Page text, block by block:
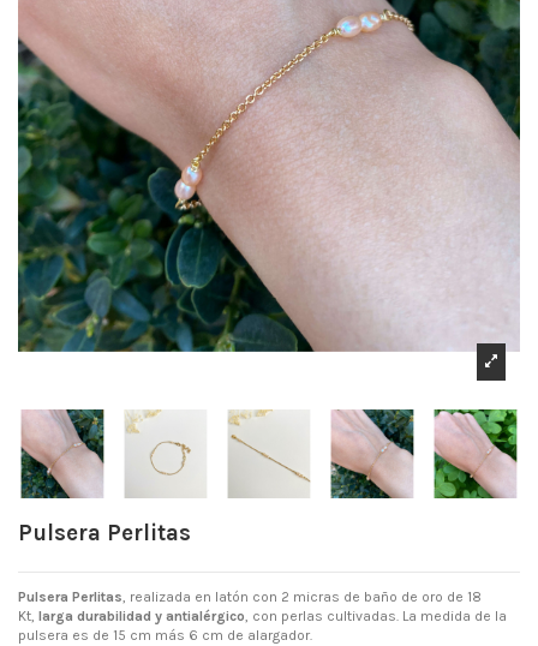
Pulsera Perlitas
Pulsera Perlitas, realizada en latón con 2 micras de baño de oro de 18
Kt, larga durabilidad y antialérgico, con perlas cultivadas. La medida de la
pulsera es de 15 cm más 6 cm de alargador.